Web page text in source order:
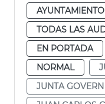
AYUNTAMIENTO
TODAS LAS
EN PORTADA
NORMAL
JUNTA